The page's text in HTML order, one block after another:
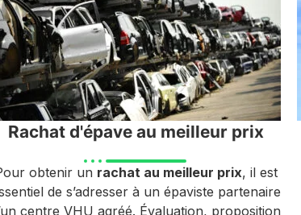
Rachat d'épave au meilleur prix
obtenir un rachat au meilleur prix, il est
de s’adresser à un épaviste partenaire
centre VHU agréé. Évaluation, proposition